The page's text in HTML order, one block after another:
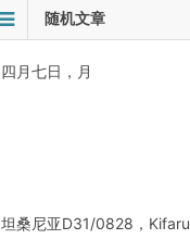
随机文章
四月七日，月
坦桑尼亚D31/0828，Kifaru